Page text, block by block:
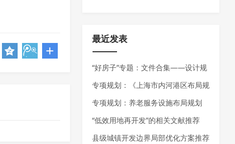
最近发表
“好房子”专题：文件合集——设计规
范、技术指南、技术导则
专项规划：《上海市内河港区布局规
划（2025-2035年）》发布
专项规划：养老服务设施布局规划
——最新指南请参考《养老服务设施
布局规划编制技术指南（试行）（2
“低效用地再开发”的相关文献推荐
县级城镇开发边界局部优化方案推荐